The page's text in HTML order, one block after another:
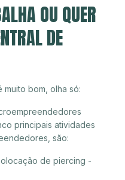
OU QUER
DE
bom, olha só:
principais atividades
são:
de piercing -